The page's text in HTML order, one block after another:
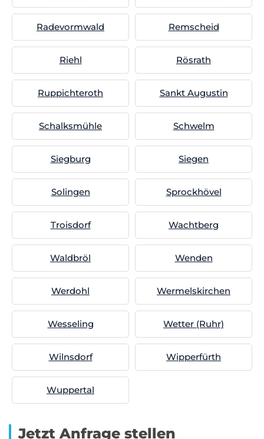
Radevormwald Remscheid
Riehl Rösrath
Ruppichteroth Sankt Augustin
Schalksmühle Schwelm
Siegburg Siegen
Solingen Sprockhövel
Troisdorf Wachtberg
Waldbröl Wenden
Werdohl Wermelskirchen
Wesseling Wetter (Ruhr)
Wilnsdorf Wipperfürth
Wuppertal
Jetzt Anfrage stellen